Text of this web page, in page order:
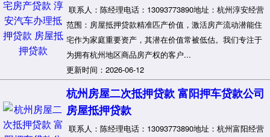
联系人：陈经理电话：13093773890地址：杭州淳安经营
范围：房屋抵押贷款精准匹产价值，激活房产流动潜能住
宅作为家庭重要资产，其潜在价值常被低估。我们专注于
为拥有杭州地区商品房产权的客户...
更新时间：2026-06-12
杭州房屋二次抵押贷款 富阳押车贷款公司
房屋抵押贷款
联系人：陈经理电话：13093773890地址：杭州富阳经营